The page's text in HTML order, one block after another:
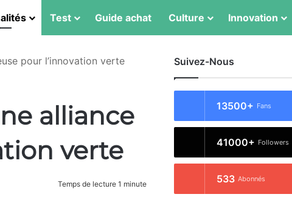
Test Guide achat Culture Innovation
pour l’innovation verte
alliance
verte
Temps de lecture 1 minute
Suivez-Nous
13500+ Fans
41000+ Followers
533 Abonnés